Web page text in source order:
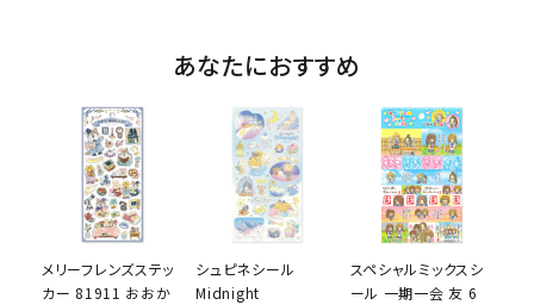
あなたにおすすめ
メリーフレンズステッ
カー 81911 おおか
シュピネシール
Midnight
スペシャルミックスシ
ール 一期一会 友 6